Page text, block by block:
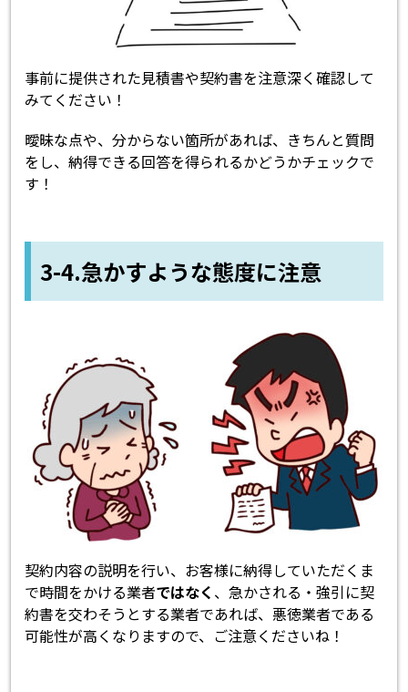
事前に提供された見積書や契約書を注意深く確認して
みてください！
曖昧な点や、分からない箇所があれば、きちんと質問
をし、納得できる回答を得られるかどうかチェックで
す！
3-4.急かすような態度に注意
契約内容の説明を行い、お客様に納得していただくま
で時間をかける業者ではなく 、急かされる・強引に契
約書を交わそうとする業者であれば、悪徳業者である
可能性が高くなりますので、ご注意くださいね！